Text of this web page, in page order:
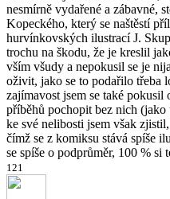
nesmírně vydařené a zábavné,
Kopeckého, který se naštěstí
hurvínkovských ilustrací J.
trochu na škodu, že je kreslil
vším všudy a nepokusil se je
oživit, jako se to podařilo třeba
zajímavost jsem se také pokusil
příběhů pochopit bez nich
ke své nelibosti jsem však
čímž se z komiksu stává spíše
se spíše o podprůměr, 100 % si
121